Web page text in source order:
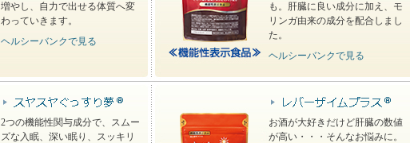
増やし、自力で出せる体質へ変
わっていきます。
ヘルシーバンクで見る
も。肝臓に良い成分に加え、モ
リンガ由来の成分を配合しまし
た。
ヘルシーバンクで見る
2つの機能性関与成分で、スムー
ズな入眠、深い眠り、スッキリ
お酒が大好きだけど肝臓の数値
が高い・・・そんなお悩みに。